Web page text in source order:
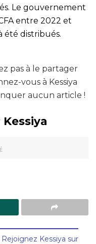
Le gouvernement
entre 2022 et
été distribués.
pas à le partager
vous à Kessiya
aucun article !
Rejoignez Kessiya sur